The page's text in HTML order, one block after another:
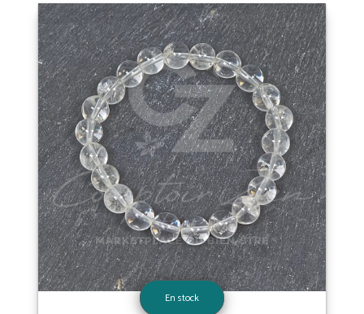
En stock